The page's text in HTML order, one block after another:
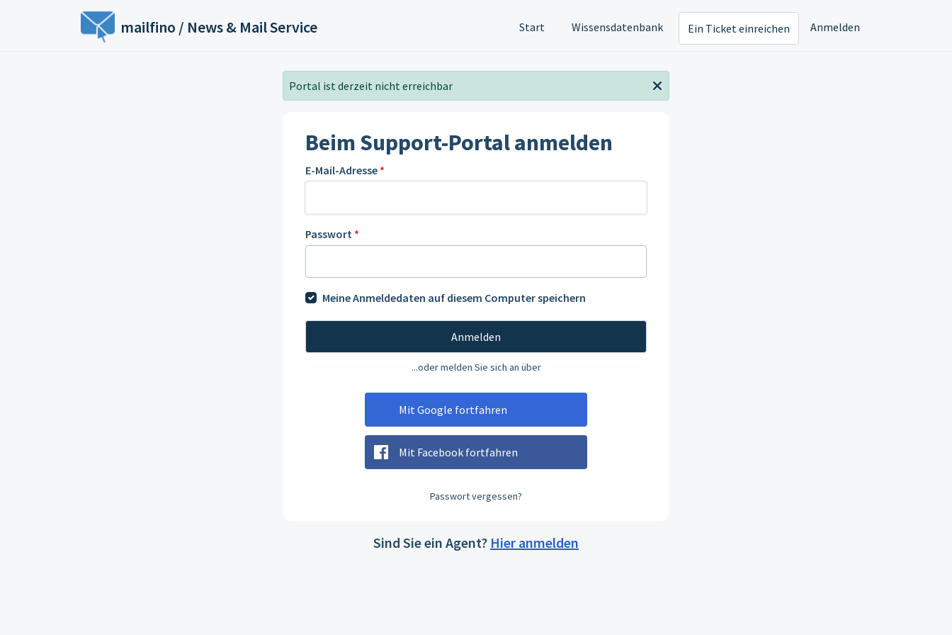
mailfino / News & Mail Service Start Wissensdatenbank Ein Ticket einreichen Anmelden
Portal ist derzeit nicht erreichbar
Beim Support-Portal anmelden
E-Mail-Adresse *
Passwort *
Meine Anmeldedaten auf diesem Computer speichern
Anmelden
...oder melden Sie sich an über
Mit Google fortfahren
Mit Facebook fortfahren
Passwort vergessen?
Sind Sie ein Agent? Hier anmelden